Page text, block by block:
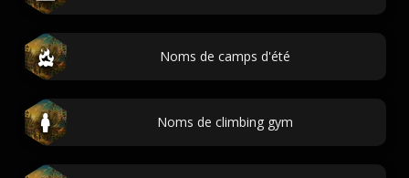
Noms de camps d'été
Noms de climbing gym